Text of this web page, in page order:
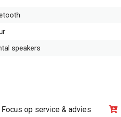
speakers
Focus op service & advies